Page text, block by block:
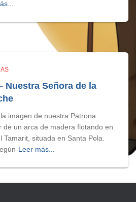
Nuestra Señora de la
imagen de nuestra Patrona
de un arca de madera flotando en
situada en Santa Pola.
Leer más...